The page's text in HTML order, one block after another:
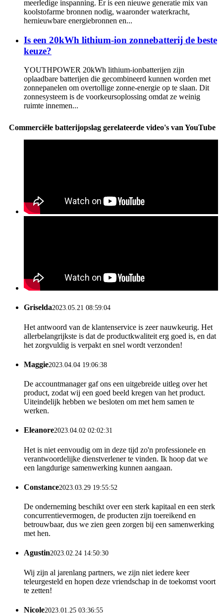
meerledige inspanning. Er is een nieuwe generatie mix van
koolstofarme bronnen nodig, waaronder waterkracht,
hernieuwbare energiebronnen en...
Is een 20kWh lithium-ion zonnebatterij de beste
keuze?
YOUTHPOWER 20kWh lithium-ionbatterijen zijn
oplaadbare batterijen die gecombineerd kunnen worden met
zonnepanelen om overtollige zonne-energie op te slaan. Dit
zonnesysteem is de voorkeursoplossing omdat ze weinig
ruimte innemen...
Commerciële batterijopslag gerelateerde video's van YouTube
Griselda2023.05.21 08:59:04
Het antwoord van de klantenservice is zeer nauwkeurig. Het
allerbelangrijkste is dat de productkwaliteit erg goed is, en dat
het zorgvuldig is verpakt en snel wordt verzonden!
Maggie2023.04.04 19:06:38
De accountmanager gaf ons een uitgebreide uitleg over het
product, zodat wij een goed beeld kregen van het product.
Uiteindelijk hebben we besloten om met hem samen te
werken.
Eleanore2023.04.02 02:02:31
Het is niet eenvoudig om in deze tijd zo'n professionele en
verantwoordelijke dienstverlener te vinden. Ik hoop dat we
een langdurige samenwerking kunnen aangaan.
Constance2023.03.29 19:55:52
De onderneming beschikt over een sterk kapitaal en een sterk
concurrentievermogen, de producten zijn toereikend en
betrouwbaar, dus we zien geen zorgen bij een samenwerking
met hen.
Agustin2023.02.24 14:50:30
Wij zijn al jarenlang partners, we zijn niet iedere keer
teleurgesteld en hopen deze vriendschap in de toekomst voort
te zetten!
Nicole2023.01.25 03:36:55